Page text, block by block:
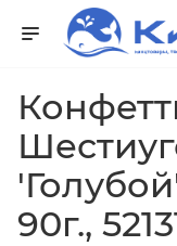
90г.,